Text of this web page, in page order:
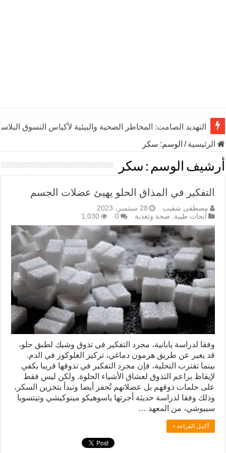
التهديد الصامت: المخاطر الصحية والبيئية لأكياس التسوق
الرئيسية/ الوسم: سكر
أرشيف الوسم : سكر
التفكير في المذاق الحلو يهيئ عضلات الجسم
مصطفى شقيب
28 سبتمبر، 2023
أبحاث طبية, صحة وتغذية 0
1,030
وفقا لدراسة يابانية، مجرد التفكير في تذوق وشيك لطبق حلو،
قد يغير عن طريق هرمون دماغي، تركيز الغلوكوز في الدم.
بينما تقترب التحلية، فإن مجرد التفكير في تذوقها قريبا يكفي
لإيقاظ براعم التذوق لعشاق الأشياء الحلوة. ولكن ليس فقط
على حلمات ذوقهم بل عضلاتهم تُحفز أيضا وتبدأ بتخزين السكر،
وذلك وفقا لدراسة حديثة أجرتها ياسوهيكو مينوكيشي وتيتسويا
سييوشي، من المعهد …
أكمل القراءة »